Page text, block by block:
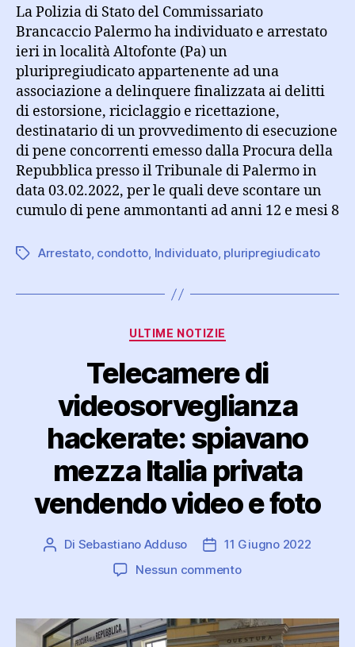
La Polizia di Stato del Commissariato
Brancaccio Palermo ha individuato e arrestato
ieri in località Altofonte (Pa) un
pluripregiudicato appartenente ad una
associazione a delinquere finalizzata ai delitti
di estorsione, riciclaggio e ricettazione,
destinatario di un provvedimento di esecuzione
di pene concorrenti emesso dalla Procura della
Repubblica presso il Tribunale di Palermo in
data 03.02.2022, per le quali deve scontare un
cumulo di pene ammontanti ad anni 12 e mesi 8
Tag Arrestato, condotto, Individuato, pluripregiudicato
Categorie
ULTIME NOTIZIE
Telecamere di
videosorveglianza
hackerate: spiavano
mezza Italia privata
vendendo video e foto
Autore
Di Sebastiano Adduso
Data
dell'articolo
11 Giugno 2022
Nessun commentosu
videosorveglianza
hackerate: